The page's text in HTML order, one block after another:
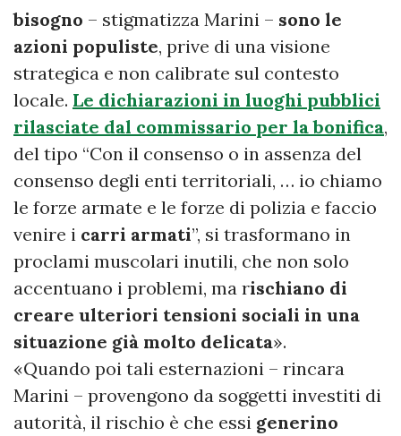
bisogno – stigmatizza Marini – sono le
azioni populiste, prive di una visione
strategica e non calibrate sul contesto
locale. Le dichiarazioni in luoghi pubblici
rilasciate dal commissario per la bonifica,
del tipo “Con il consenso o in assenza del
consenso degli enti territoriali, … io chiamo
le forze armate e le forze di polizia e faccio
venire i carri armati”, si trasformano in
proclami muscolari inutili, che non solo
accentuano i problemi, ma rischiano di
creare ulteriori tensioni sociali in una
situazione già molto delicata».
«Quando poi tali esternazioni – rincara
Marini – provengono da soggetti investiti di
autorità, il rischio è che essi generino